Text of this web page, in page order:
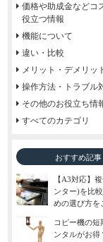
価格や助成金などコ
役立つ情報
機能について
違い・比較
メリット・デメリッ
操作方法・トラブル
その他のお役立ち情
すべてのカテゴリ
おすすめ記事
【A3対応】
ンター)を比
めの選び方を
コピー機の短
ンタルがお得